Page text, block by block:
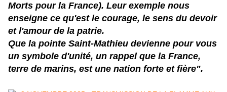
Morts pour la France). Leur exemple nous
enseigne ce qu'est le courage, le sens du devoir
et l'amour de la patrie.
Que la pointe Saint-Mathieu devienne pour vous
un symbole d'unité, un rappel que la France,
terre de marins, est une nation forte et fière".